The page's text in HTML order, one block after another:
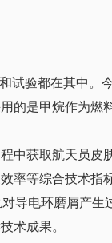
试验都在其中。
的是甲烷作为燃
中获取航天员皮
率等综合技术指
导电环磨屑产生
术成果。